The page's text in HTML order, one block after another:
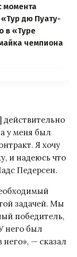
момента
дю Пуату-
в «Туре
чемпиона
у меня был
Я хочу
и надеюсь что
Педерсен.
задачей. Мы
победитель,
него был
— сказал